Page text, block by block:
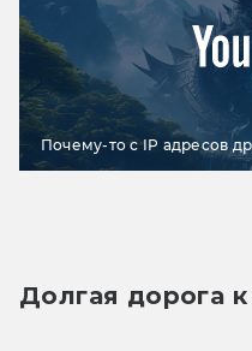
Почему-то с IP адресов
Долгая дорога